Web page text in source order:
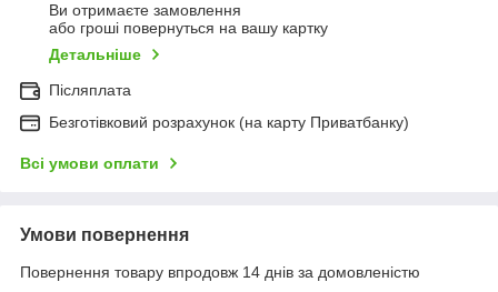
Ви отримаєте замовлення
або гроші повернуться на вашу картку
Детальніше
Післяплата
Безготівковий розрахунок (на карту Приватбанку)
Всі умови оплати
Умови повернення
Повернення товару впродовж 14 днів за домовленістю